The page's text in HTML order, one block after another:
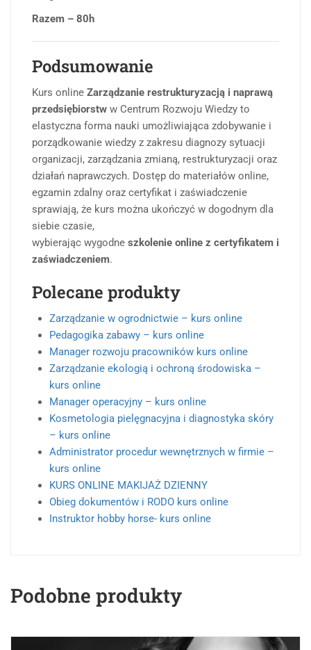
Razem – 80h
Podsumowanie
Kurs online Zarządzanie restrukturyzacją i naprawą
przedsiębiorstw w Centrum Rozwoju Wiedzy to
elastyczna forma nauki umożliwiająca zdobywanie i
porządkowanie wiedzy z zakresu diagnozy sytuacji
organizacji, zarządzania zmianą, restrukturyzacji oraz
działań naprawczych. Dostęp do materiałów online,
egzamin zdalny oraz certyfikat i zaświadczenie
sprawiają, że kurs można ukończyć w dogodnym dla
siebie czasie,
wybierając wygodne szkolenie online z certyfikatem i
zaświadczeniem.
Polecane produkty
Zarządzanie w ogrodnictwie – kurs online
Pedagogika zabawy – kurs online
Manager rozwoju pracowników kurs online
Zarządzanie ekologią i ochroną środowiska –
kurs online
Manager operacyjny – kurs online
Kosmetologia pielęgnacyjna i diagnostyka skóry
– kurs online
Administrator procedur wewnętrznych w firmie –
kurs online
KURS ONLINE MAKIJAŻ DZIENNY
Obieg dokumentów i RODO kurs online
Instruktor hobby horse- kurs online
Podobne produkty